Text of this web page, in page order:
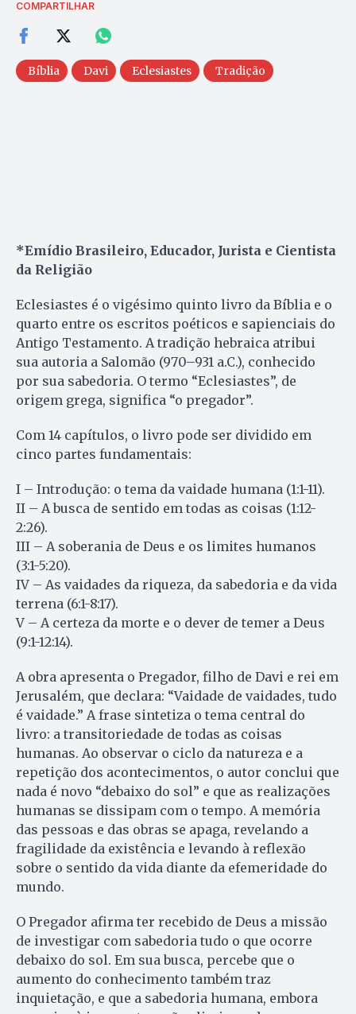
COMPARTILHAR
Bíblia Davi Eclesiastes Tradição
*Emídio Brasileiro, Educador, Jurista e Cientista
da Religião
Eclesiastes é o vigésimo quinto livro da Bíblia e o
quarto entre os escritos poéticos e sapienciais do
Antigo Testamento. A tradição hebraica atribui
sua autoria a Salomão (970–931 a.C.), conhecido
por sua sabedoria. O termo “Eclesiastes”, de
origem grega, significa “o pregador”.
Com 14 capítulos, o livro pode ser dividido em
cinco partes fundamentais:
I – Introdução: o tema da vaidade humana (1:1-11).
II – A busca de sentido em todas as coisas (1:12-
2:26).
III – A soberania de Deus e os limites humanos
(3:1-5:20).
IV – As vaidades da riqueza, da sabedoria e da vida
terrena (6:1-8:17).
V – A certeza da morte e o dever de temer a Deus
(9:1-12:14).
A obra apresenta o Pregador, filho de Davi e rei em
Jerusalém, que declara: “Vaidade de vaidades, tudo
é vaidade.” A frase sintetiza o tema central do
livro: a transitoriedade de todas as coisas
humanas. Ao observar o ciclo da natureza e a
repetição dos acontecimentos, o autor conclui que
nada é novo “debaixo do sol” e que as realizações
humanas se dissipam com o tempo. A memória
das pessoas e das obras se apaga, revelando a
fragilidade da existência e levando à reflexão
sobre o sentido da vida diante da efemeridade do
mundo.
O Pregador afirma ter recebido de Deus a missão
de investigar com sabedoria tudo o que ocorre
debaixo do sol. Em sua busca, percebe que o
aumento do conhecimento também traz
inquietação, e que a sabedoria humana, embora